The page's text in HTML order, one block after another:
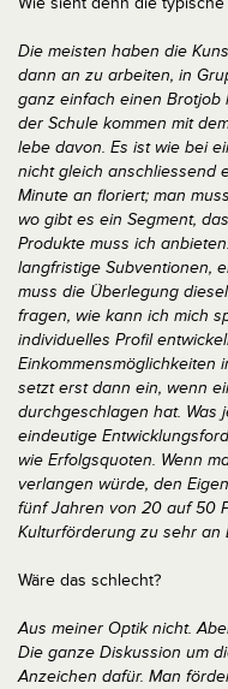
Die meisten haben die
dann an zu arbeiten, in
ganz einfach einen Brotjob
der Schule kommen mit
lebe davon. Es ist wie bei
nicht gleich anschliessend
Minute an floriert; man
wo gibt es ein Segment,
Produkte muss ich
langfristige Subventionen,
muss die Überlegung
fragen, wie kann ich mich
individuelles Profil
Einkommensmöglichkeiten
setzt erst dann ein, wenn
durchgeschlagen hat. Was
eindeutige
wie Erfolgsquoten. Wenn
verlangen würde, den
fünf Jahren von 20 auf 50
Kulturförderung zu sehr an
Wäre das schlecht?
Aus meiner Optik nicht.
Die ganze Diskussion um
Anzeichen dafür. Man